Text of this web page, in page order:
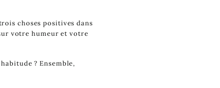
choses positives dans
votre humeur et votre
? Ensemble,